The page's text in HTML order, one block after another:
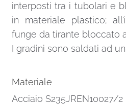
interposti tra i tubolari e
in materiale plastico;
funge da tirante bloccato
I gradini sono saldati ad
Materiale
Acciaio S235JREN10027/2